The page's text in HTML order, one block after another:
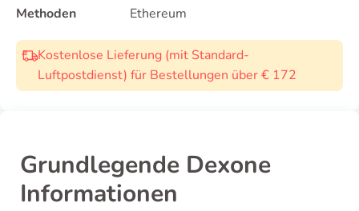
Methoden
Ethereum
Kostenlose Lieferung (mit Standard-
Luftpostdienst) für Bestellungen über € 172
Grundlegende Dexone
Informationen